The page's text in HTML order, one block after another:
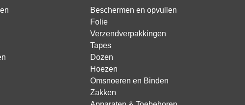
Beschermen en opvullen
Folie
Verzendverpakkingen
Tapes
Dozen
Hoezen
Omsnoeren en Binden
Zakken